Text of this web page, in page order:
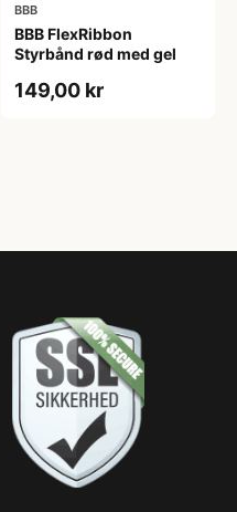
BBB
BBB FlexRibbon
Styrbånd rød med gel
149,00 kr